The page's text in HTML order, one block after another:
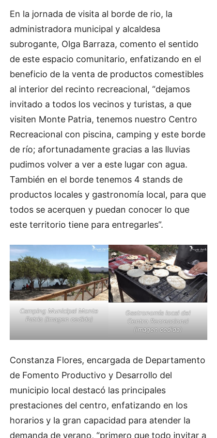
En la jornada de visita al borde de rio, la
administradora municipal y alcaldesa
subrogante, Olga Barraza, comento el sentido
de este espacio comunitario, enfatizando en el
beneficio de la venta de productos comestibles
al interior del recinto recreacional, “dejamos
invitado a todos los vecinos y turistas, a que
visiten Monte Patria, tenemos nuestro Centro
Recreacional con piscina, camping y este borde
de río; afortunadamente gracias a las lluvias
pudimos volver a ver a este lugar con agua.
También en el borde tenemos 4 stands de
productos locales y gastronomía local, para que
todos se acerquen y puedan conocer lo que
este territorio tiene para entregarles”.
Camping Municipal Monte
Patria (imagen cedida)
Gastronomía local del
Centro Recreacional
(imagen cedida)
Constanza Flores, encargada de Departamento
de Fomento Productivo y Desarrollo del
municipio local destacó las principales
prestaciones del centro, enfatizando en los
horarios y la gran capacidad para atender la
demanda de verano, “primero que todo invitar a